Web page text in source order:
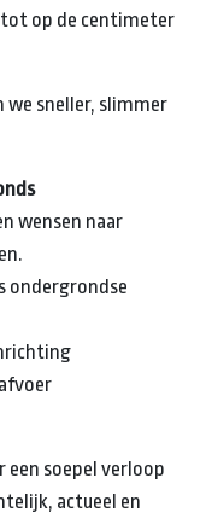
op de centimeter
we sneller, slimmer
wensen naar
ondergrondse
een soepel verloop
actueel en